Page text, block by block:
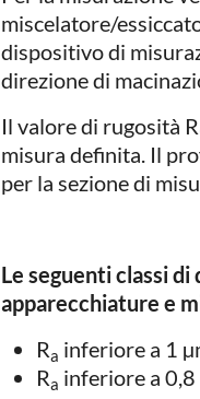
miscelatore/
dispositivo di
direzione di
Il valore di rugosità
misura definita. Il
per la sezione di
Le seguenti classi
apparecchiature e
Ra inferiore a 1
Ra inferiore a 0,8